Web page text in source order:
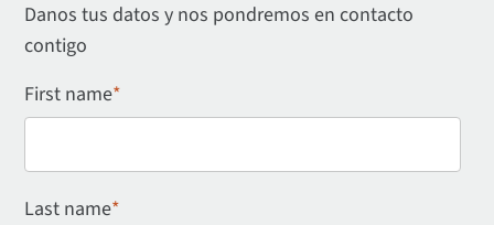
Danos tus datos y nos pondremos en contacto
contigo
First name*
Last name*